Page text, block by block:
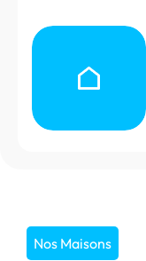
Nos Maisons